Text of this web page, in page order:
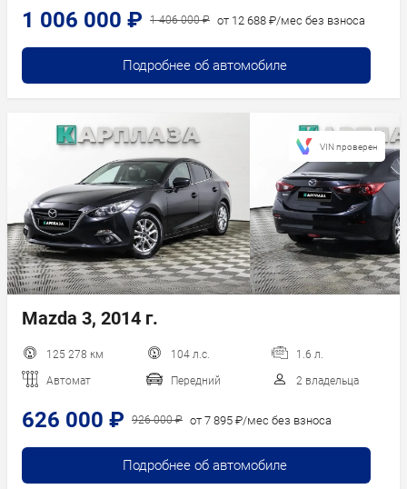
1 006 000 ₽ 1 406 000 ₽ от 12 688 ₽/мес без взноса
Подробнее об автомобиле
Mazda 3, 2014 г.
125 278 км 104 л.с. 1.6 л.
Автомат Передний 2 владельца
626 000 ₽ 926 000 ₽ от 7 895 ₽/мес без взноса
Подробнее об автомобиле
VIN проверен